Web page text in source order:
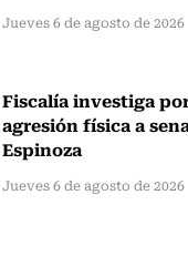
Jueves 6 de agosto de 2026
Fiscalía investiga
agresión física a
Espinoza
Jueves 6 de agosto de 2026